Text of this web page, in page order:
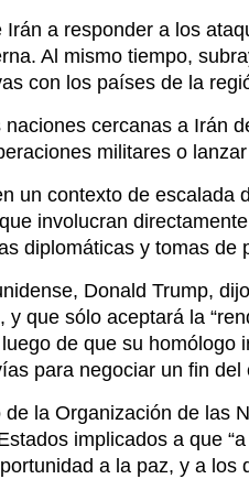
a responder a los
Al mismo tiempo,
con los países de la
cercanas a Irán
militares o
un contexto de escalada
involucran
diplomáticas y tomas de
Donald Trump,
que sólo aceptará la
de que su homólogo
para negociar un fin del
la Organización de las
implicados a que
a la paz, y a